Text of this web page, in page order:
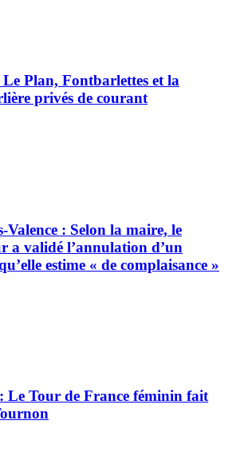
Le Plan, Fontbarlettes et la
privés de courant
Valence : Selon la maire, le
a validé l’annulation d’un
estime « de complaisance »
Le Tour de France féminin fait